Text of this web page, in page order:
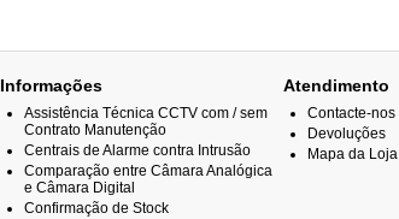
Informações
Assistência Técnica CCTV com / sem
Contrato Manutenção
Centrais de Alarme contra Intrusão
Comparação entre Câmara Analógica
e Câmara Digital
Confirmação de Stock
Atendimento
Contacte-nos
Devoluções
Mapa da Loja